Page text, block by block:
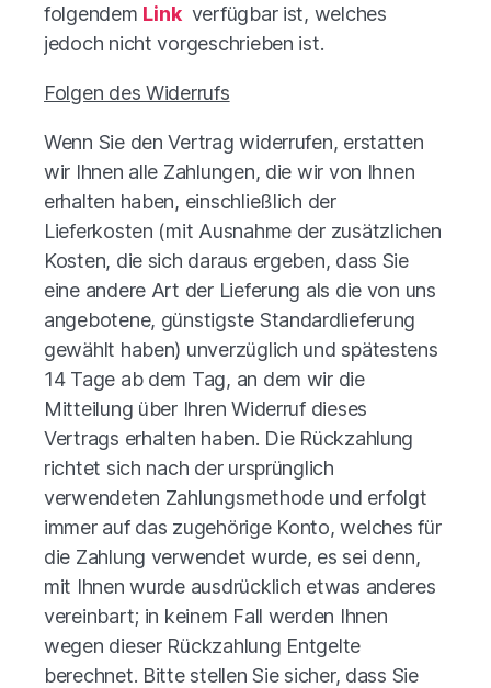
folgendem Linkverfügbar ist, welches
jedoch nicht vorgeschrieben ist.
Folgen des Widerrufs
Wenn Sie den Vertrag widerrufen, erstatten
wir Ihnen alle Zahlungen, die wir von Ihnen
erhalten haben, einschließlich der
Lieferkosten (mit Ausnahme der zusätzlichen
Kosten, die sich daraus ergeben, dass Sie
eine andere Art der Lieferung als die von uns
angebotene, günstigste Standardlieferung
gewählt haben) unverzüglich und spätestens
14 Tage ab dem Tag, an dem wir die
Mitteilung über Ihren Widerruf dieses
Vertrags erhalten haben. Die Rückzahlung
richtet sich nach der ursprünglich
verwendeten Zahlungsmethode und erfolgt
immer auf das zugehörige Konto, welches für
die Zahlung verwendet wurde, es sei denn,
mit Ihnen wurde ausdrücklich etwas anderes
vereinbart; in keinem Fall werden Ihnen
wegen dieser Rückzahlung Entgelte
berechnet. Bitte stellen Sie sicher, dass Sie